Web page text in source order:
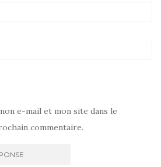
e-mail et mon site dans le
commentaire.